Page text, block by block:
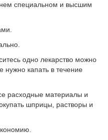
специальном и высшим
одно лекарство можно
нужно капать в течение
расходные материалы и
шприцы, растворы и